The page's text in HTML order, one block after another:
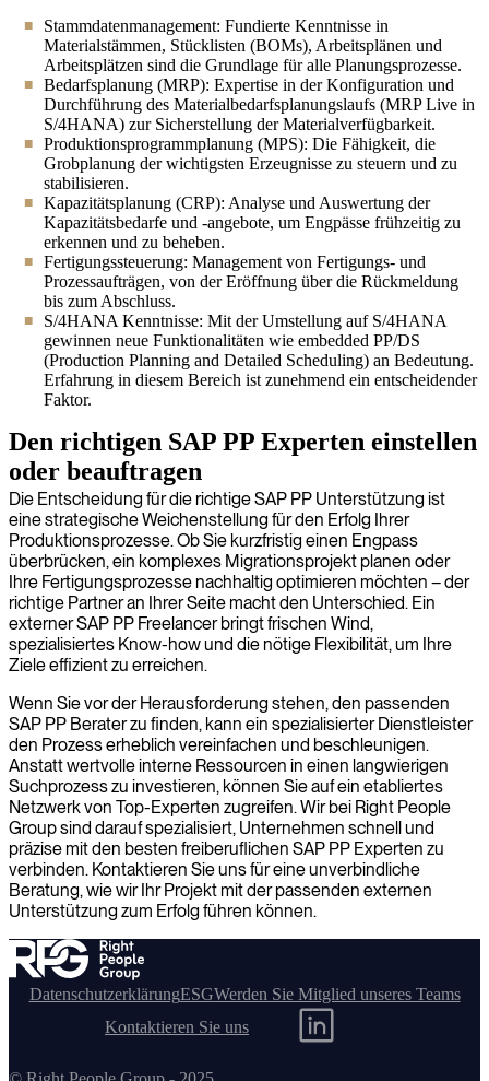
Stammdatenmanagement: Fundierte Kenntnisse in
Materialstämmen, Stücklisten (BOMs), Arbeitsplänen und
Arbeitsplätzen sind die Grundlage für alle Planungsprozesse.
Bedarfsplanung (MRP): Expertise in der Konfiguration und
Durchführung des Materialbedarfsplanungslaufs (MRP Live in
S/4HANA) zur Sicherstellung der Materialverfügbarkeit.
Produktionsprogrammplanung (MPS): Die Fähigkeit, die
Grobplanung der wichtigsten Erzeugnisse zu steuern und zu
stabilisieren.
Kapazitätsplanung (CRP): Analyse und Auswertung der
Kapazitätsbedarfe und -angebote, um Engpässe frühzeitig zu
erkennen und zu beheben.
Fertigungssteuerung: Management von Fertigungs- und
Prozessaufträgen, von der Eröffnung über die Rückmeldung
bis zum Abschluss.
S/4HANA Kenntnisse: Mit der Umstellung auf S/4HANA
gewinnen neue Funktionalitäten wie embedded PP/DS
(Production Planning and Detailed Scheduling) an Bedeutung.
Erfahrung in diesem Bereich ist zunehmend ein entscheidender
Faktor.
Den richtigen SAP PP Experten einstellen
oder beauftragen
Die Entscheidung für die richtige SAP PP Unterstützung ist
eine strategische Weichenstellung für den Erfolg Ihrer
Produktionsprozesse. Ob Sie kurzfristig einen Engpass
überbrücken, ein komplexes Migrationsprojekt planen oder
Ihre Fertigungsprozesse nachhaltig optimieren möchten – der
richtige Partner an Ihrer Seite macht den Unterschied. Ein
externer SAP PP Freelancer bringt frischen Wind,
spezialisiertes Know-how und die nötige Flexibilität, um Ihre
Ziele effizient zu erreichen.
Wenn Sie vor der Herausforderung stehen, den passenden
SAP PP Berater zu finden, kann ein spezialisierter Dienstleister
den Prozess erheblich vereinfachen und beschleunigen.
Anstatt wertvolle interne Ressourcen in einen langwierigen
Suchprozess zu investieren, können Sie auf ein etabliertes
Netzwerk von Top-Experten zugreifen. Wir bei Right People
Group sind darauf spezialisiert, Unternehmen schnell und
präzise mit den besten freiberuflichen SAP PP Experten zu
verbinden. Kontaktieren Sie uns für eine unverbindliche
Beratung, wie wir Ihr Projekt mit der passenden externen
Unterstützung zum Erfolg führen können.
DatenschutzerklärungESGWerden Sie Mitglied unseres Teams
Kontaktieren Sie uns